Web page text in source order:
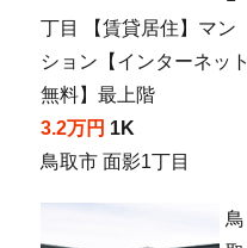
丁目 【賃貸居住】マン
ション【インターネット
無料】最上階
3.2万円 1K
鳥取市 面影1丁目
鳥